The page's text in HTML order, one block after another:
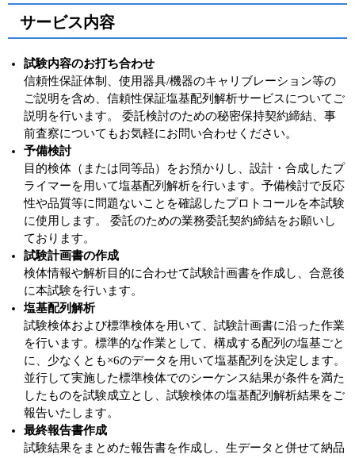
サービス内容
試験内容のお打ち合わせ
信頼性保証体制、使用器具/機器のキャリブレーション等の
ご説明を含め、信頼性保証塩基配列解析サービスについてご
説明を行います。 委託検討のための秘密保持契約締結、事
前査察についてもお気軽にお問い合わせください。
予備検討
目的検体（または同等品）をお預かりし、設計・合成したプ
ライマーを用いて塩基配列解析を行います。予備検討で反応
性や品質等に問題ないことを確認したプロトコールを本試験
に使用します。 委託のための業務委託契約締結をお願いし
ております。
試験計画書の作成
検体情報や解析目的に合わせて試験計画書を作成し、合意後
に本試験を行います。
塩基配列解析
試験検体および標準検体を用いて、試験計画書に沿った作業
を行います。標準的な作業として、構成する配列の塩基ごと
に、少なくとも×6のデータを用いて塩基配列を決定します。
並行して実施した標準検体でのシーケンス結果が条件を満た
したものを試験成立とし、試験検体の塩基配列解析結果をご
報告いたします。
最終報告書作成
試験結果をまとめた報告書を作成し、生データと併せて納品